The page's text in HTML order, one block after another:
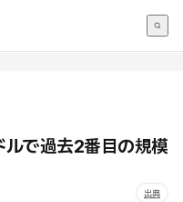
で過去2番目の規模
出典